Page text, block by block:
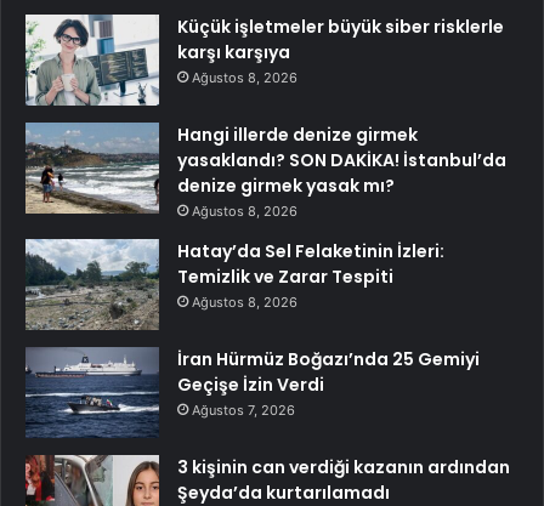
Küçük işletmeler büyük siber risklerle
karşı karşıya
Ağustos 8, 2026
Hangi illerde denize girmek
yasaklandı? SON DAKİKA! İstanbul’da
denize girmek yasak mı?
Ağustos 8, 2026
Hatay’da Sel Felaketinin İzleri:
Temizlik ve Zarar Tespiti
Ağustos 8, 2026
İran Hürmüz Boğazı’nda 25 Gemiyi
Geçişe İzin Verdi
Ağustos 7, 2026
3 kişinin can verdiği kazanın ardından
Şeyda’da kurtarılamadı